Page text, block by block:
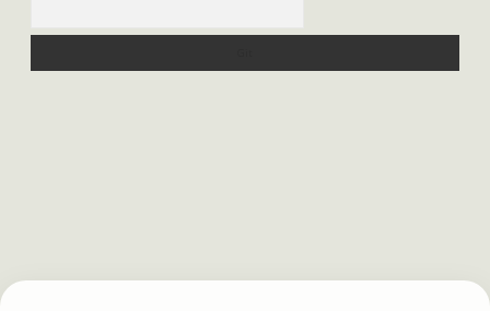
casinohttps://betexpergiris.casino/betexpergir.net